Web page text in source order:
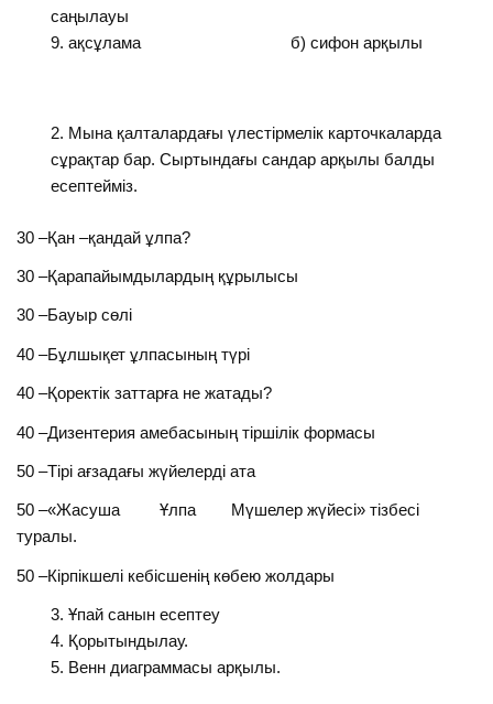
саңылауы
ақсұлама б) сифон арқылы
Мына қалталардағы үлестірмелік карточкаларда
сұрақтар бар. Сыртындағы сандар арқылы балды
есептейміз.
30 –Қан –қандай ұлпа?
30 –Қарапайымдылардың құрылысы
30 –Бауыр сөлі
40 –Бұлшықет ұлпасының түрі
40 –Қоректік заттарға не жатады?
40 –Дизентерия амебасының тіршілік формасы
50 –Тірі ағзадағы жүйелерді ата
50 –«Жасуша Ұлпа Мүшелер жүйесі» тізбесі
туралы.
50 –Кірпікшелі кебісшенің көбею жолдары
Ұпай санын есептеу
Қорытындылау.
Венн диаграммасы арқылы.